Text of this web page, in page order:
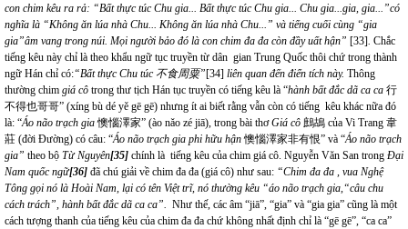
con chim kêu ra rả: “Bất thực túc Chu gia... Bất thực túc Chu gia... Chu gia...gia, gia...”có
nghĩa là “Không ăn lúa nhà Chu... Không ăn lúa nhà Chu...” và tiếng cuối cùng “gia
gia”âm vang trong núi. Mọi người bảo đó là con chim đa đa còn đầy uất hận” [33]. Chắc
tiếng kêu này chỉ là theo khẩu ngữ tục truyền từ dân gian Trung Quốc thôi chứ trong thành
ngữ Hán chỉ có:“Bất thực Chu túc 不食周粟”[34] liên quan đến điển tích này. Thông
thường chim giá cô trong thư tịch Hán tục truyền có tiếng kêu là “hành bất đắc dã ca ca 行
不得也哥哥” (xíng bù dé yě gē gē) nhưng ít ai biết rằng vẫn còn có tiếng kêu khác nữa đó
là: “Áo não trạch gia懊惱澤家” (ào nǎo zé jiā), trong bài thơGiá cô 鷓鴣 của Vi Trang 韋
莊 (đời Đường) có câu: “Áo não trạch gia phi hữu hận懊惱澤家非有恨” và “Áo não trạch
gia” theo bộ Từ Nguyên[35] chính là tiếng kêu của chim giá cô. Nguyễn Văn San trong Đại
Nam quốc ngữ[36] đã chú giải về chim đa đa (giá cô) như sau: “Chim đa đa , vua Nghệ
Tông gọi nó là Hoài Nam, lại có tên Việt trĩ, nó thường kêu “áo não trạch gia,“câu chu
cách trách”, hành bất đắc dã ca ca”. Như thế, các âm “jiā”, “gia” và “gia gia” cũng là một
cách tượng thanh của tiếng kêu của chim đa đa chứ không nhất định chỉ là “gē gē”, “ca ca”